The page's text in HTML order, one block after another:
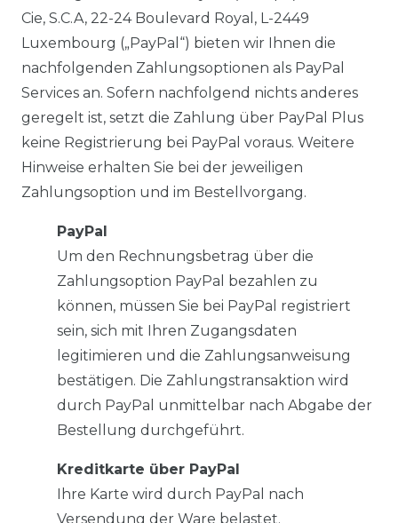
Cie, S.C.A, 22-24 Boulevard Royal, L-2449
Luxembourg („PayPal“) bieten wir Ihnen die
nachfolgenden Zahlungsoptionen als PayPal
Services an. Sofern nachfolgend nichts anderes
geregelt ist, setzt die Zahlung über PayPal Plus
keine Registrierung bei PayPal voraus. Weitere
Hinweise erhalten Sie bei der jeweiligen
Zahlungsoption und im Bestellvorgang.
PayPal
Um den Rechnungsbetrag über die
Zahlungsoption PayPal bezahlen zu
können, müssen Sie bei PayPal registriert
sein, sich mit Ihren Zugangsdaten
legitimieren und die Zahlungsanweisung
bestätigen. Die Zahlungstransaktion wird
durch PayPal unmittelbar nach Abgabe der
Bestellung durchgeführt.
Kreditkarte über PayPal
Ihre Karte wird durch PayPal nach
Versendung der Ware belastet.